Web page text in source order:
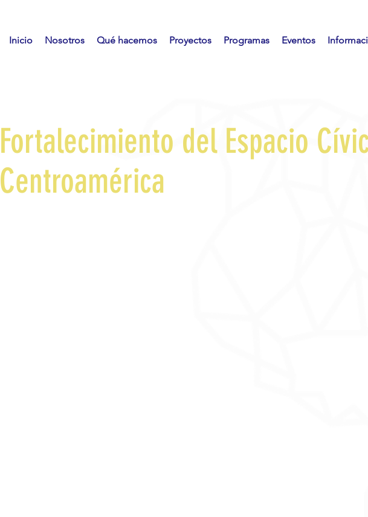
Inicio Nosotros Qué hacemos Proyectos Programas Eventos
Fortalecimiento del Espacio
Centroamérica